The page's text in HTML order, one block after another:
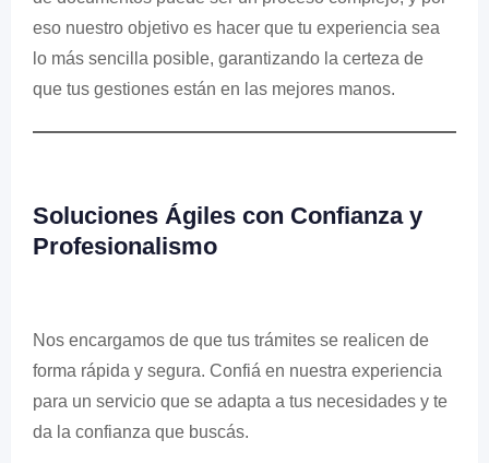
eso nuestro objetivo es hacer que tu experiencia sea
lo más sencilla posible, garantizando la certeza de
que tus gestiones están en las mejores manos.
Soluciones Ágiles con Confianza y
Profesionalismo
Nos encargamos de que tus trámites se realicen de
forma rápida y segura. Confiá en nuestra experiencia
para un servicio que se adapta a tus necesidades y te
da la confianza que buscás.